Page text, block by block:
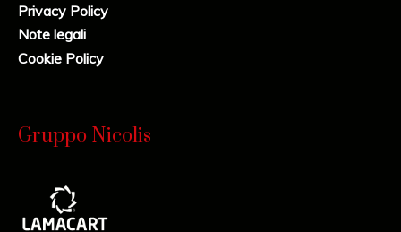
Privacy Policy
Note legali
Cookie Policy
Gruppo Nicolis